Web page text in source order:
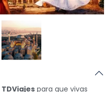
TDViajes para que vivas